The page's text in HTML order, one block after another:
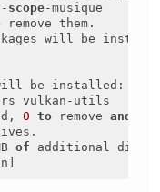
scope
remove them.
will be
will be installed:
0 to remove and
of additional disk